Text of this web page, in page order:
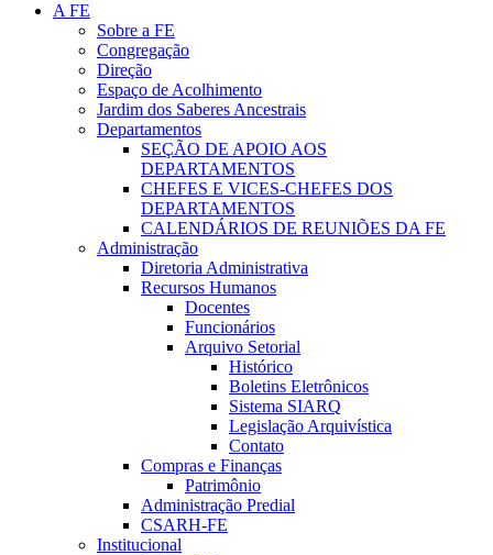
A FE
Sobre a FE
Congregação
Direção
Espaço de Acolhimento
Jardim dos Saberes Ancestrais
Departamentos
SEÇÃO DE APOIO AOS
DEPARTAMENTOS
CHEFES E VICES-CHEFES DOS
DEPARTAMENTOS
CALENDÁRIOS DE REUNIÕES DA FE
Administração
Diretoria Administrativa
Recursos Humanos
Docentes
Funcionários
Arquivo Setorial
Histórico
Boletins Eletrônicos
Sistema SIARQ
Legislação Arquivística
Contato
Compras e Finanças
Patrimônio
Administração Predial
CSARH-FE
Institucional